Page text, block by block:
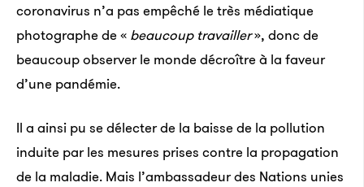
coronavirus n’a pas empêché le très médiatique
photographe de « beaucoup travailler», donc de
beaucoup observer le monde décroître à la faveur
d’une pandémie.
Il a ainsi pu se délecter de la baisse de la pollution
induite par les mesures prises contre la propagation
de la maladie. Mais l’ambassadeur des Nations unies